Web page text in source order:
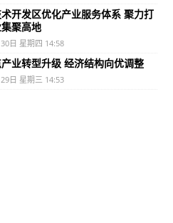
开发区优化产业服务体系 聚力打
聚高地
日 星期四 14:58
业转型升级 经济结构向优调整
日 星期三 14:53